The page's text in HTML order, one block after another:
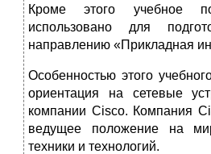
Кроме этого учебное
использовано для
направлению «Прикладная
Особенностью этого
ориентация на сетевые
компании Cisco. Компания
ведущее положение на
техники и технологий.